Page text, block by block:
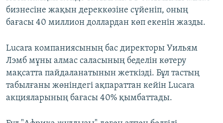
бизнесіне жақын дереккөзіне сүйеніп, оның
бағасы 40 миллион доллардан көп екенін жазды.
Lucara компаниясының бас директоры Уильям
Лэмб мұны алмас саласының беделін көтеру
мақсатта пайдаланатынын жеткізді. Бұл тастың
табылғаны жөніндегі ақпараттан кейін Lucara
акцияларының бағасы 40% қымбаттады.